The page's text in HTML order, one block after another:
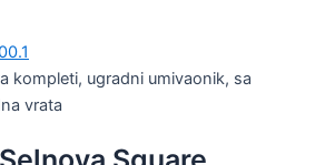
kompleti, ugradni umivaonik, sa
vrata